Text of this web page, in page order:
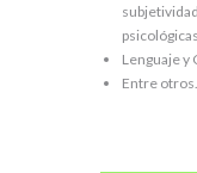
Lenguaje y
Entre otros.